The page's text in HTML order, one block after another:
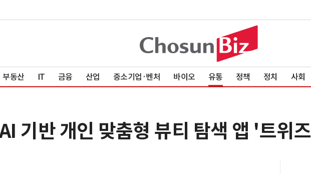
부동산 IT 금융 산업 중소기업·벤처 바이오 유통 정책 정치 사회
기반 개인 맞춤형 뷰티 탐색 앱 '트위